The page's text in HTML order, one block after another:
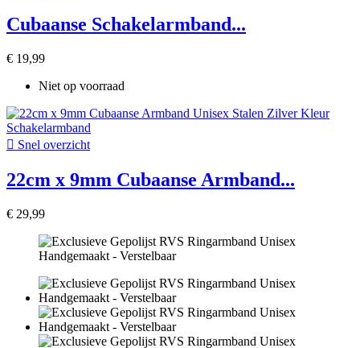
Cubaanse Schakelarmband...
€ 19,99
Niet op voorraad
 Snel overzicht
22cm x 9mm Cubaanse Armband...
€ 29,99